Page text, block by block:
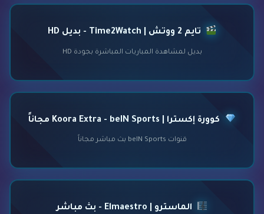
تايم 2 ووتش | Time2Watch - بديل HD
بديل لمشاهدة المباريات المباشرة بجودة HD
كوورة إكسترا | Koora Extra - beIN Sports مجاناً
قنوات beIN Sports بث مباشر مجاناً
الماسترو | Elmaestro - بث مباشر